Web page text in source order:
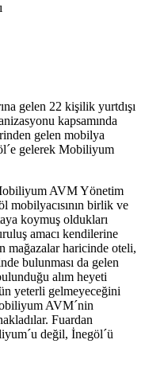
gelen 22 kişilik yurtdışı
kapsamında
gelen mobilya
gelerek Mobiliyum
AVM Yönetim
mobilyacısının birlik ve
koymuş oldukları
amacı kendilerine
mağazalar haricinde oteli,
bulunması da gelen
alım heyeti
yeterli gelmeyeceğini
AVM´nin
Fuardan
değil, İnegöl´ü